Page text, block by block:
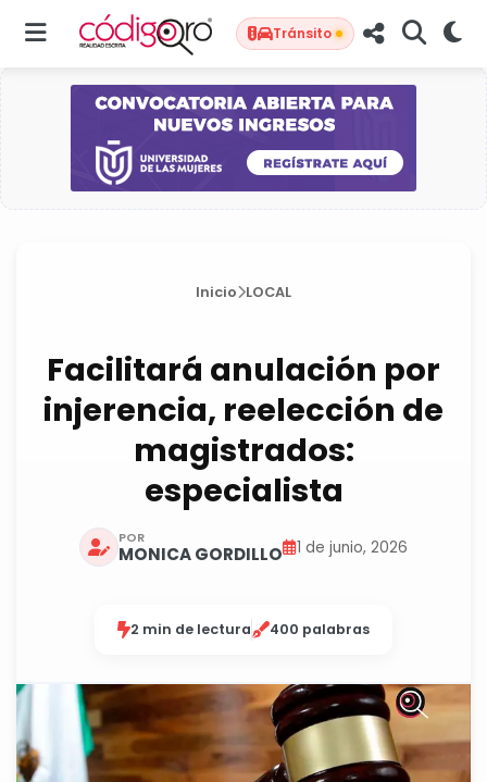
Tránsito
Inicio LOCAL
Facilitará anulación por
injerencia, reelección de
magistrados:
especialista
POR
MONICA GORDILLO 1 de junio, 2026
2 min de lectura 400 palabras